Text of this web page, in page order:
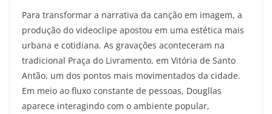
Para transformar a narrativa da canção em imagem, a
produção do videoclipe apostou em uma estética mais
urbana e cotidiana. As gravações aconteceram na
tradicional Praça do Livramento, em Vitória de Santo
Antão, um dos pontos mais movimentados da cidade.
Em meio ao fluxo constante de pessoas, Dougllas
aparece interagindo com o ambiente popular,